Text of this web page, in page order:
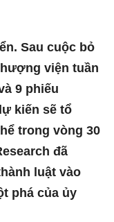
Sau cuộc bỏ
viện tuần
9 phiếu
kiến ​​sẽ tổ
trong vòng 30
đã
luật vào
phá của ủy